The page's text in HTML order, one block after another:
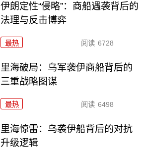
伊朗定性“侵略”：商船遇袭背后的
法理与反击博弈
最热 阅读 6728
里海破局：乌军袭伊商船背后的
三重战略图谋
最热 阅读 6498
里海惊雷：乌袭伊船背后的对抗
升级逻辑